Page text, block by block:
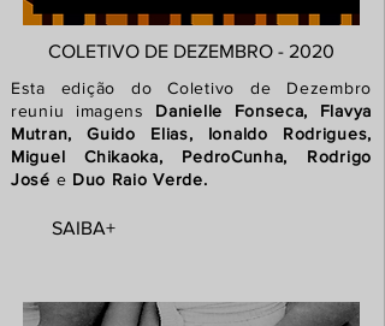
COLETIVO DE DEZEMBRO - 2020
Esta edição do Coletivo de Dezembro
reuniu imagens Danielle Fonseca, Flavya
Mutran, Guido Elias, Ionaldo Rodrigues,
Miguel Chikaoka, PedroCunha, Rodrigo
José e Duo Raio Verde.
SAIBA+